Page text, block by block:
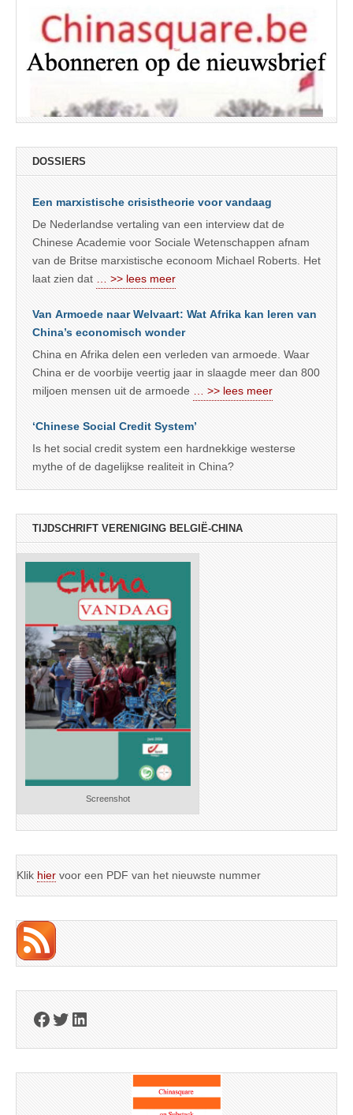
DOSSIERS
Een marxistische crisistheorie voor vandaag
De Nederlandse vertaling van een interview dat de
Chinese Academie voor Sociale Wetenschappen afnam
van de Britse marxistische econoom Michael Roberts. Het
laat zien dat
… >> lees meer
Van Armoede naar Welvaart: Wat Afrika kan leren van
China’s economisch wonder
China en Afrika delen een verleden van armoede. Waar
China er de voorbije veertig jaar in slaagde meer dan 800
miljoen mensen uit de armoede
… >> lees meer
‘Chinese Social Credit System’
Is het social credit system een hardnekkige westerse
mythe of de dagelijkse realiteit in China?
TIJDSCHRIFT VERENIGING BELGIË-CHINA
Screenshot
Klik hier voor een PDF van het nieuwste nummer
Facebook
Twitter
LinkedIn